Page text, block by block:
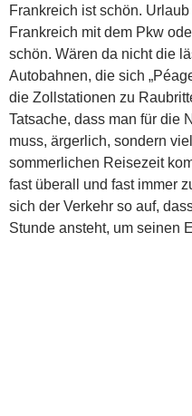
Frankreich ist schön.
Frankreich mit dem Pkw
schön. Wären da nicht die
Autobahnen, die sich
die Zollstationen zu
Tatsache, dass man für die
muss, ärgerlich, sondern
sommerlichen Reisezeit
fast überall und fast immer
sich der Verkehr so auf,
Stunde ansteht, um seinen